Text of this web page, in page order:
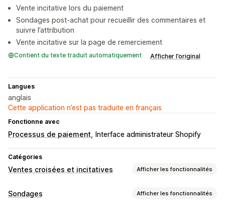
Vente incitative lors du paiement
Sondages post-achat pour recueillir des commentaires et
suivre l’attribution
Vente incitative sur la page de remerciement
Contient du texte traduit automatiquement Afficher l’original
Langues
anglais
Cette application n’est pas traduite en français
Fonctionne avec
Processus de paiement Interface administrateur Shopify
Catégories
Ventes croisées et incitatives Afficher les fonctionnalités
Personnalisation
Sondages Afficher les fonctionnalités